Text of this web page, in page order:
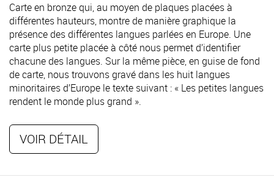
Carte en bronze qui, au moyen de plaques placées à
différentes hauteurs, montre de manière graphique la
présence des différentes langues parlées en Europe. Une
carte plus petite placée à côté nous permet d’identifier
chacune des langues. Sur la même pièce, en guise de fond
de carte, nous trouvons gravé dans les huit langues
minoritaires d’Europe le texte suivant : « Les petites langues
rendent le monde plus grand ».
VOIR DÉTAIL